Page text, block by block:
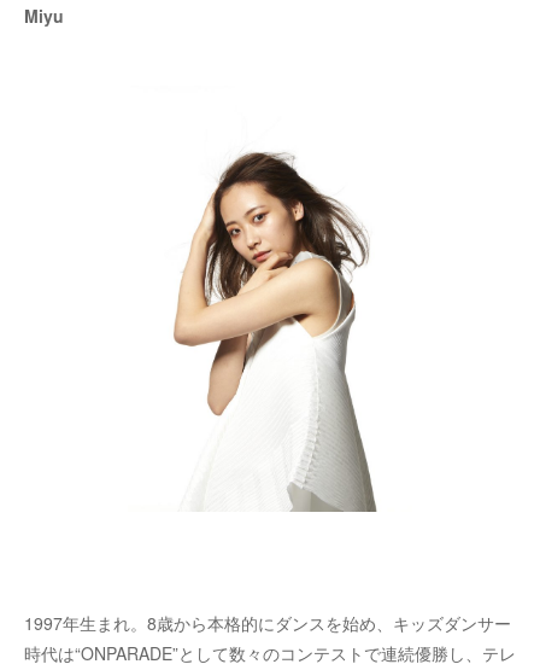
Miyu
1997年生まれ。8歳から本格的にダンスを始め、キッズダンサー
時代は“ONPARADE”として数々のコンテストで連続優勝し、テレ